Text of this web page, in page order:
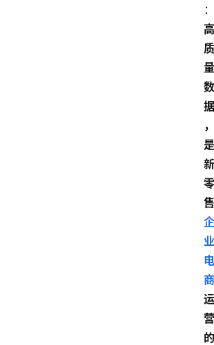
：
高
质
量
数
据
，
是
新
零
售
企
业
电
商
运
营
的